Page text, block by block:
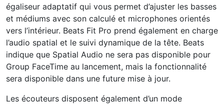
égaliseur adaptatif qui vous permet d’ajuster les basses
et médiums avec son calculé et microphones orientés
vers l’intérieur. Beats Fit Pro prend également en charge
l’audio spatial et le suivi dynamique de la tête. Beats
indique que Spatial Audio ne sera pas disponible pour
Group FaceTime au lancement, mais la fonctionnalité
sera disponible dans une future mise à jour.
Les écouteurs disposent également d’un mode